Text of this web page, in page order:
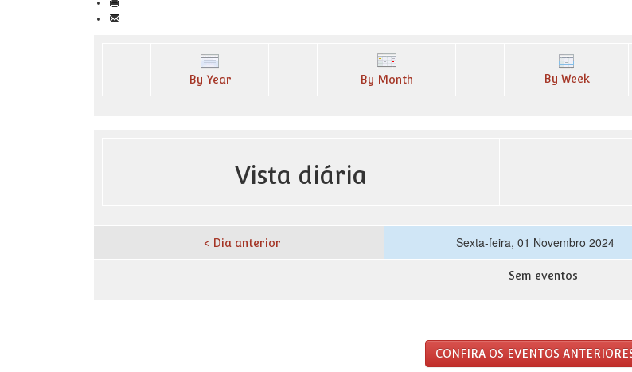
By Year By Month By Week
Vista diária
< Dia anterior Sexta-feira, 01 Novembro 2024
Sem eventos
CONFIRA OS EVENTOS